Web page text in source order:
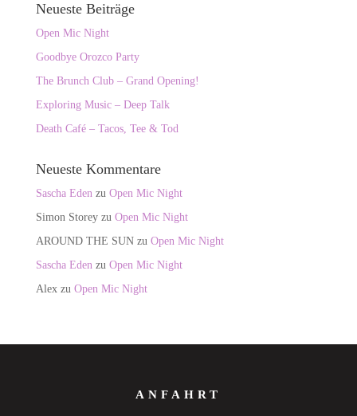
Neueste Beiträge
Open Mic Night
Goodbye Orozco Party
The Brunch Club – Grand Opening!
Exploring Music – Deep Talk
Death Café – Tacos, Tee & Tod
Neueste Kommentare
Sascha Edenzu Open Mic Night
Simon Storeyzu Open Mic Night
AROUND THE SUNzu Open Mic Night
Sascha Edenzu Open Mic Night
Alexzu Open Mic Night
ANFAHRT